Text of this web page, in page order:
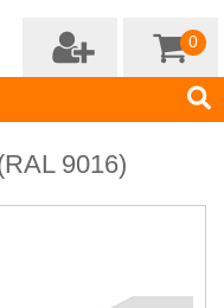
0
9016)